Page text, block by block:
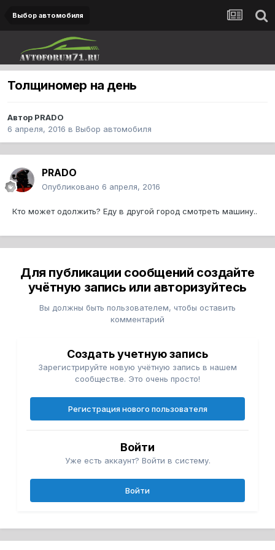
Выбор автомобиля
Толщиномер на день
Автор PRADO
6 апреля, 2016 в Выбор автомобиля
PRADO
Опубликовано 6 апреля, 2016
Кто может одолжить? Еду в другой город смотреть машину..
Для публикации сообщений создайте
учётную запись или авторизуйтесь
Вы должны быть пользователем, чтобы оставить
комментарий
Создать учетную запись
Зарегистрируйте новую учётную запись в нашем
сообществе. Это очень просто!
Регистрация нового пользователя
Войти
Уже есть аккаунт? Войти в систему.
Войти